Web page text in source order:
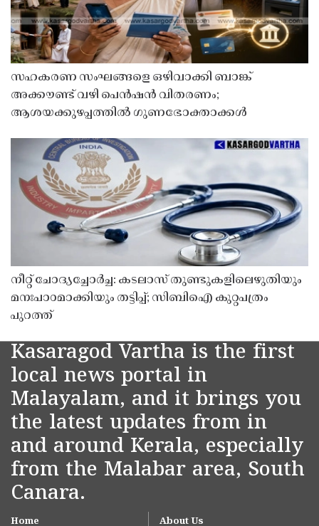
സഹകരണ സംഘങ്ങളെ ഒഴിവാക്കി ബാങ്ക്
അക്കൗണ്ട് വഴി പെൻഷൻ വിതരണം;
ആശയക്കുഴപ്പത്തിൽ ഗുണഭോക്താക്കൾ
നീറ്റ് ചോദ്യച്ചോർച്ച: കടലാസ് തുണ്ടുകളിലെഴുതിയും
മനഃപാഠമാക്കിയും തട്ടിപ്പ്; സിബിഐ കുറ്റപത്രം
പുറത്ത്
Kasaragod Vartha is the first
local news portal in
Malayalam, and it brings you
the latest updates from in
and around Kerala, especially
from the Malabar area, South
Canara.
Home About Us